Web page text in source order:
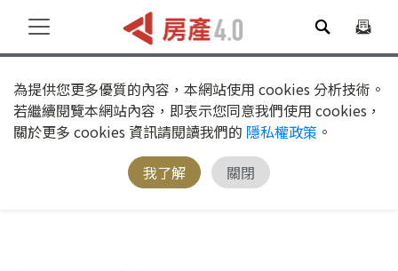
為提供您更多優質的內容，本網站使用 cookies 分析技術。
若繼續閱覽本網站內容，即表示您同意我們使用 cookies，
關於更多 cookies 資訊請閱讀我們的 隱私權政策 。
我了解
關閉